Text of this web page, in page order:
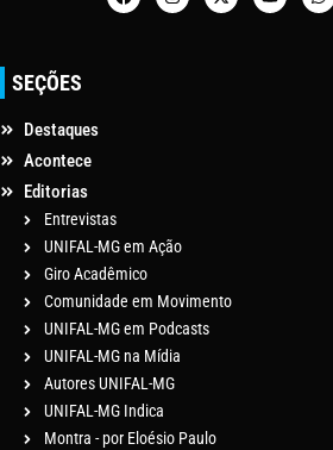
SEÇÕES
Destaques
Acontece
Editorias
Entrevistas
UNIFAL-MG em Ação
Giro Acadêmico
Comunidade em Movimento
UNIFAL-MG em Podcasts
UNIFAL-MG na Mídia
Autores UNIFAL-MG
UNIFAL-MG Indica
Montra - por Eloésio Paulo